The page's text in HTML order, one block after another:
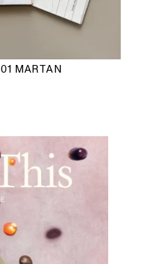
MARTAN